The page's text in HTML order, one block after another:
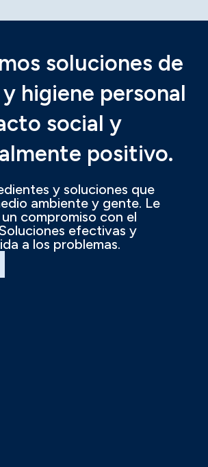
soluciones de
higiene personal
social y
positivo.
y soluciones que
ambiente y gente. Le
compromiso con el
efectivas y
a los problemas.